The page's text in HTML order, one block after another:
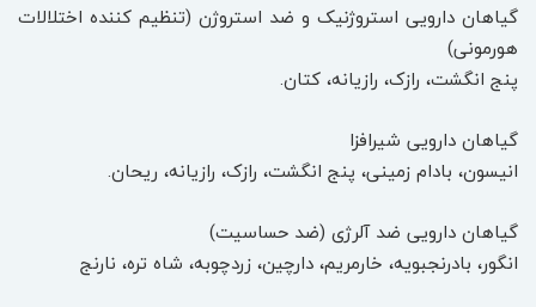
گیاهان دارویی استروژنیک و ضد استروژن (تنظیم کننده اختلالات
هورمونی)
پنج انگشت، رازک، رازیانه، کتان.
گیاهان دارویی شیرافزا
انیسون، بادام زمینی، پنج انگشت، رازک، رازیانه، ریحان.
گیاهان دارویی ضد آلرژی (ضد حساسیت)
انگور، بادرنجبویه، خارمریم، دارچین، زردچوبه، شاه تره، نارنج